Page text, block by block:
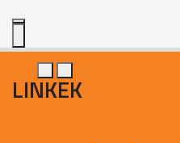
LINKEK